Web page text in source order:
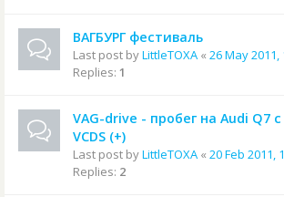
ВАГБУРГ фестиваль
Last post byLittleTOXA « 26 May 2011,
Replies: 1
VAG-drive - пробег на Audi Q7
VCDS (+)
Last post byLittleTOXA « 20 Feb 2011,
Replies: 2